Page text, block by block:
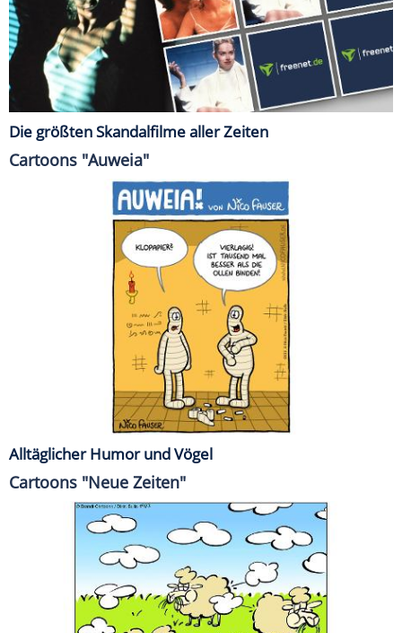
Die größten Skandalfilme aller Zeiten
Cartoons "Auweia"
Alltäglicher Humor und Vögel
Cartoons "Neue Zeiten"